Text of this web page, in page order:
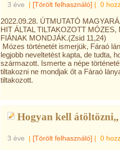
3 éve | [Törölt felhasználó] | 0
2022.09.28. ÚTMUTATÓ
HIT ÁLTAL TILTAKOZOTT
FIÁNAK MONDJÁK.(Zsid 11,24)
Mózes történetét ismerjük, Fáraó
legjobb neveltetést kapta, de tudta,
származott. Ismerte a népe
tiltakozni ne mondjak őt a Fáraó
tiltakozott.
Hogyan kell átöltözni,,
3 éve | [Törölt felhasználó] | 0